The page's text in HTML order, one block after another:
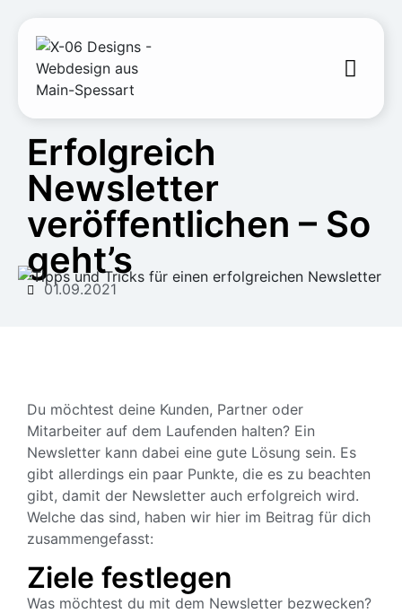
Erfolgreich
Newsletter
veröffentlichen – So
geht’s
01.09.2021
Du möchtest deine Kunden, Partner oder
Mitarbeiter auf dem Laufenden halten? Ein
Newsletter kann dabei eine gute Lösung sein. Es
gibt allerdings ein paar Punkte, die es zu beachten
gibt, damit der Newsletter auch erfolgreich wird.
Welche das sind, haben wir hier im Beitrag für dich
zusammengefasst:
Ziele festlegen
Was möchtest du mit dem Newsletter bezwecken?